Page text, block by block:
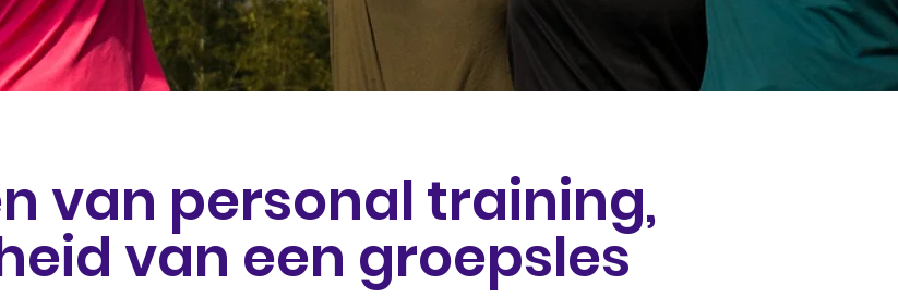
van personal training,
van een groepsles